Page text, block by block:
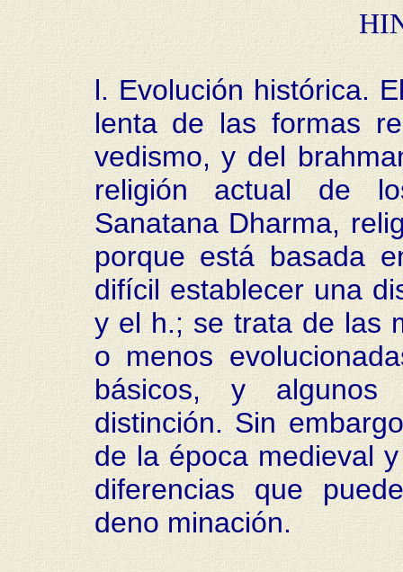
l. Evolución histórica.
lenta de las formas
vedismo, y del
religión actual de
Sanatana Dharma,
porque está basada
difícil establecer una
y el h.; se trata de las
o menos
básicos, y
distinción. Sin
de la época medieval
diferencias que
deno minación.